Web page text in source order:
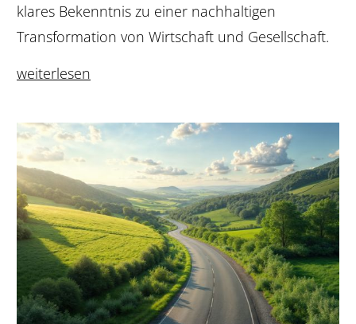
klares Bekenntnis zu einer nachhaltigen
Transformation von Wirtschaft und Gesellschaft.
weiterlesen